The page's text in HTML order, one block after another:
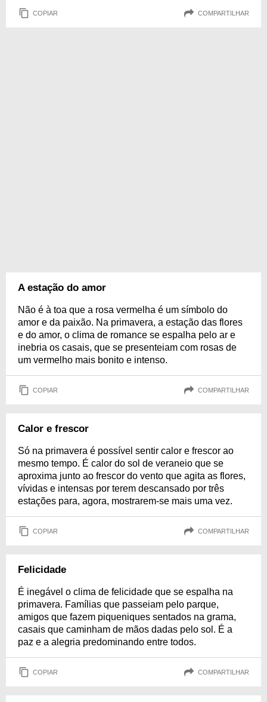
COPIAR COMPARTILHAR
A estação do amor
Não é à toa que a rosa vermelha é um símbolo do
amor e da paixão. Na primavera, a estação das flores
e do amor, o clima de romance se espalha pelo ar e
inebria os casais, que se presenteiam com rosas de
um vermelho mais bonito e intenso.
COPIAR COMPARTILHAR
Calor e frescor
Só na primavera é possível sentir calor e frescor ao
mesmo tempo. É calor do sol de veraneio que se
aproxima junto ao frescor do vento que agita as flores,
vívidas e intensas por terem descansado por três
estações para, agora, mostrarem-se mais uma vez.
COPIAR COMPARTILHAR
Felicidade
É inegável o clima de felicidade que se espalha na
primavera. Famílias que passeiam pelo parque,
amigos que fazem piqueniques sentados na grama,
casais que caminham de mãos dadas pelo sol. É a
paz e a alegria predominando entre todos.
COPIAR COMPARTILHAR